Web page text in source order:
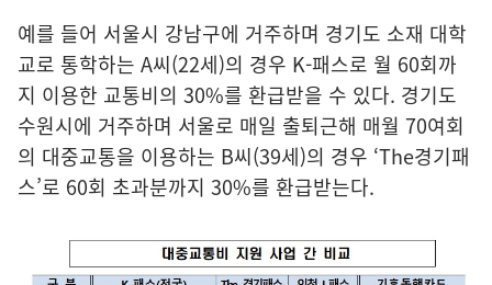
예를 들어 서울시 강남구에 거주하며 경기도 소재 대학
교로 통학하는 A씨(22세)의 경우 K-패스로 월 60회까
지 이용한 교통비의 30%를 환급받을 수 있다. 경기도
수원시에 거주하며 서울로 매일 출퇴근해 매월 70여회
의 대중교통을 이용하는 B씨(39세)의 경우 ‘The경기패
스’로 60회 초과분까지 30%를 환급받는다.